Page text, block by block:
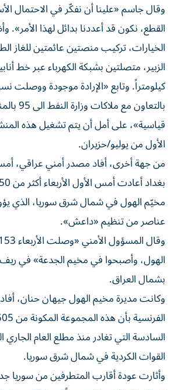
وقال جاسم «علينا أن نفكّر في الاحتمال
القطع، نكون قد أعددنا بدائل لهذا
الخيارات، تركيب منصتين عائمتين للغاز
كيلومتراً. وتابع «الإرادة موجودة ووصلت
بالتعاون
قياسية»، على أمل أن يتم تشغيل هذه
الأول من يوليو/حزيران.
من جهة أخرى، أفاد مصدر أمني عراقي،
مخيّم الهول في شمال شرق سوريا، الذي
عناصر من تنظيم «داعش».
الهول، وأصبحوا في مخيم الجدعة» في
بشمال العراق.
وكانت مديرة مخيم الهول جيهان حنان،
السادسة التي تغادر منذ مطلع العام الجاري
القوات الكردية في شمال شرق سوريا.
وأثارت عودة أقارب المتطرفين من سوريا